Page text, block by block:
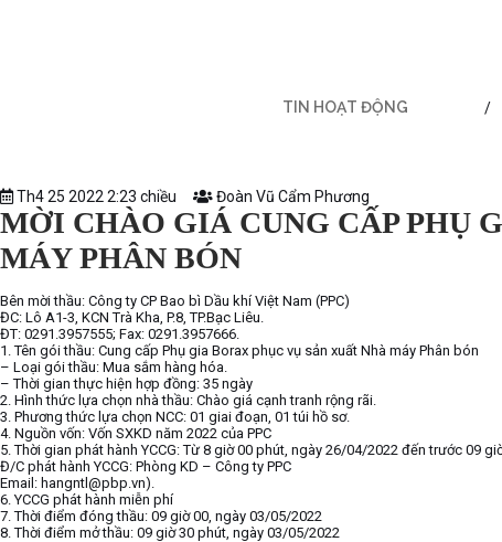
TIN HOẠT ĐỘNG
Th4 25 2022 2:23 chiều Đoàn Vũ Cẩm Phương
MỜI CHÀO GIÁ CUNG CẤP PHỤ
MÁY PHÂN BÓN
Bên mời thầu: Công ty CP Bao bì Dầu khí Việt Nam (PPC)
ĐC: Lô A1-3, KCN Trà Kha, P.8, TP.Bạc Liêu.
ĐT: 0291.3957555; Fax: 0291.3957666.
1. Tên gói thầu: Cung cấp Phụ gia Borax phục vụ sản xuất Nhà máy Phân bón
– Loại gói thầu: Mua sắm hàng hóa.
– Thời gian thực hiện hợp đồng: 35 ngày
2. Hình thức lựa chọn nhà thầu: Chào giá cạnh tranh rộng rãi.
3. Phương thức lựa chọn NCC: 01 giai đoạn, 01 túi hồ sơ.
4. Nguồn vốn: Vốn SXKD năm 2022 của PPC
5. Thời gian phát hành YCCG: Từ 8 giờ 00 phút, ngày 26/04/2022 đến trước 09
Đ/C phát hành YCCG: Phòng KD – Công ty PPC
Email: hangntl@pbp.vn).
6. YCCG phát hành miễn phí
7. Thời điểm đóng thầu: 09 giờ 00, ngày 03/05/2022
8. Thời điểm mở thầu: 09 giờ 30 phút, ngày 03/05/2022